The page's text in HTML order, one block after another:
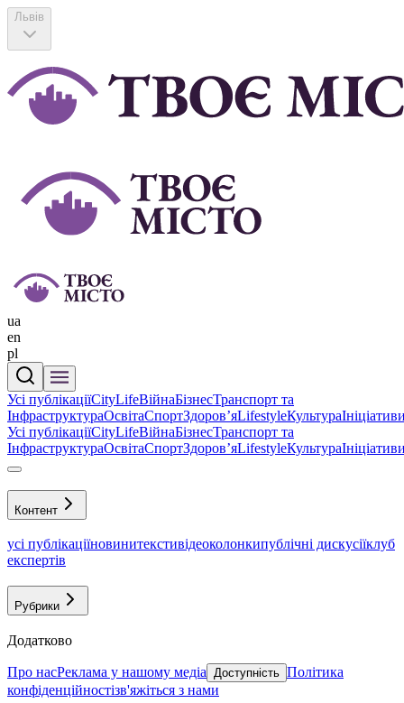
Львів
ua
en
pl
Усі публікаціїCityLifeВійнаБізнесТранспорт та
ІнфраструктураОсвітаСпортЗдоровʼяLifestyleКультура
Усі публікаціїCityLifeВійнаБізнесТранспорт та
ІнфраструктураОсвітаСпортЗдоровʼяLifestyleКультура
Контент
усі публікаціїновинитекстивідеоколонкипублічні дискусіїклуб
експертів
Рубрики
Додатково
Про насРеклама у нашому медіа Доступність Політика
конфіденційностізв'яжіться з нами